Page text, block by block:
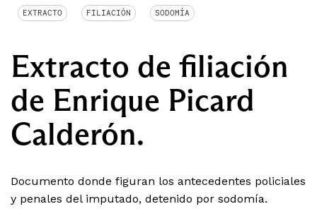
EXTRACTO FILIACIÓN SODOMÍA
Extracto de filiación
de Enrique Picard
Calderón.
Documento donde figuran los antecedentes policiales
y penales del imputado, detenido por sodomía.